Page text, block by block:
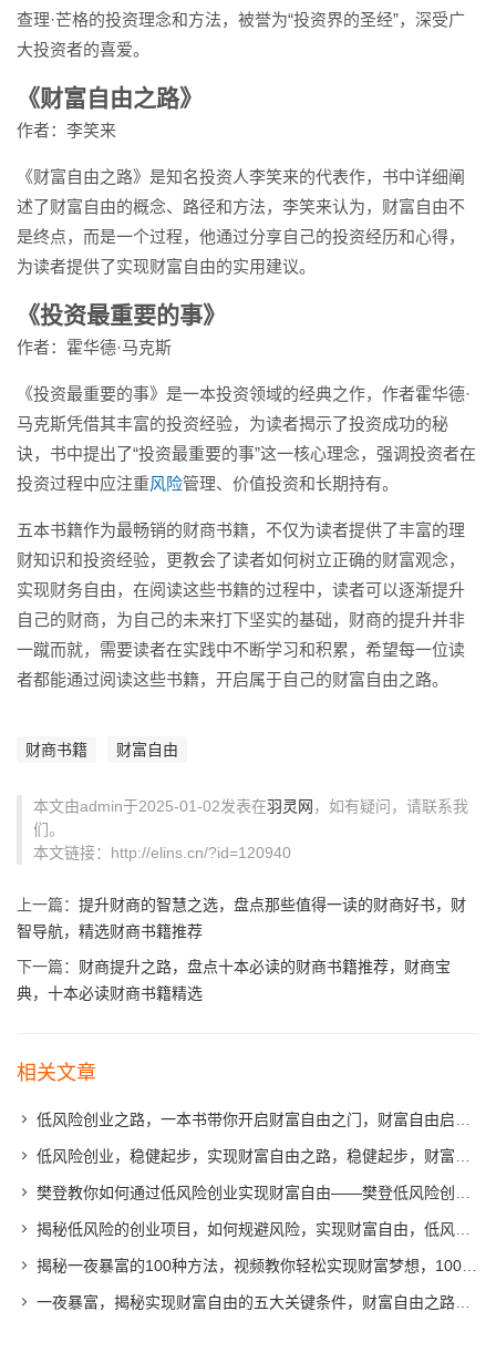
查理·芒格的投资理念和方法，被誉为“投资界的圣经”，深受广
大投资者的喜爱。
《财富自由之路》
作者：李笑来
《财富自由之路》是知名投资人李笑来的代表作，书中详细阐
述了财富自由的概念、路径和方法，李笑来认为，财富自由不
是终点，而是一个过程，他通过分享自己的投资经历和心得，
为读者提供了实现财富自由的实用建议。
《投资最重要的事》
作者：霍华德·马克斯
《投资最重要的事》是一本投资领域的经典之作，作者霍华德·
马克斯凭借其丰富的投资经验，为读者揭示了投资成功的秘
诀，书中提出了“投资最重要的事”这一核心理念，强调投资者在
投资过程中应注重风险管理、价值投资和长期持有。
五本书籍作为最畅销的财商书籍，不仅为读者提供了丰富的理
财知识和投资经验，更教会了读者如何树立正确的财富观念，
实现财务自由，在阅读这些书籍的过程中，读者可以逐渐提升
自己的财商，为自己的未来打下坚实的基础，财商的提升并非
一蹴而就，需要读者在实践中不断学习和积累，希望每一位读
者都能通过阅读这些书籍，开启属于自己的财富自由之路。
财商书籍 财富自由
本文由admin于2025-01-02发表在羽灵网 ，如有疑问，请联系我
们。
本文链接：http://elins.cn/?id=120940
上一篇： 提升财商的智慧之选，盘点那些值得一读的财商好书，财
智导航，精选财商书籍推荐
下一篇： 财商提升之路，盘点十本必读的财商书籍推荐，财商宝
典，十本必读财商书籍精选
相关文章
低风险创业之路，一本书带你开启财富自由之门，财富自由启航，低风险创业指南一书
低风险创业，稳健起步，实现财富自由之路，稳健起步，财富自由，低风险创业攻略
樊登教你如何通过低风险创业实现财富自由——樊登低风险创业PDF深度解读，樊登深度解读，低风险创业之道，迈向财富自由的秘诀
揭秘低风险的创业项目，如何规避风险，实现财富自由，低风险创业指南，规避风险，走向财富自由之路
揭秘一夜暴富的100种方法，视频教你轻松实现财富梦想，100招一夜暴富秘诀，视频教程助你轻松迈向财富自由
一夜暴富，揭秘实现财富自由的五大关键条件，财富自由之路，揭秘五大关键条件助你一夜暴富